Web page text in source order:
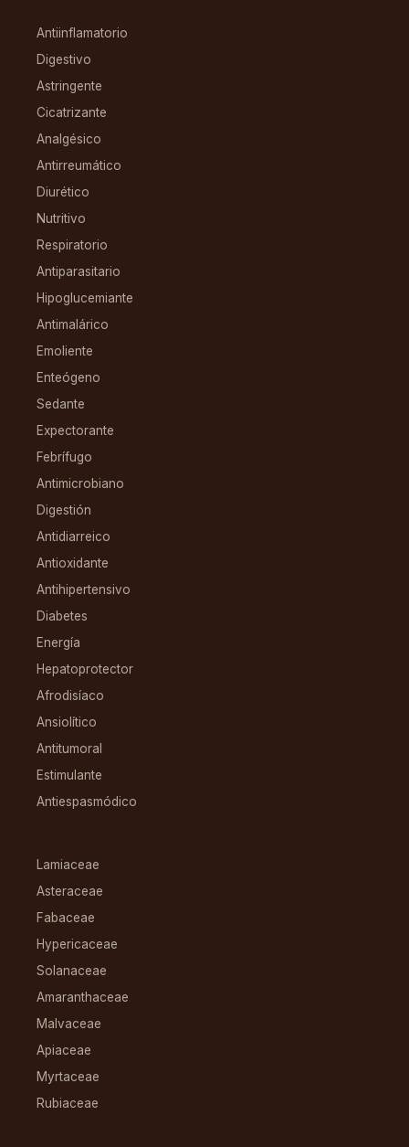
Antiinflamatorio
Digestivo
Astringente
Cicatrizante
Analgésico
Antirreumático
Diurético
Nutritivo
Respiratorio
Antiparasitario
Hipoglucemiante
Antimalárico
Emoliente
Enteógeno
Sedante
Expectorante
Febrífugo
Antimicrobiano
Digestión
Antidiarreico
Antioxidante
Antihipertensivo
Diabetes
Energía
Hepatoprotector
Afrodisíaco
Ansiolítico
Antitumoral
Estimulante
Antiespasmódico
Lamiaceae
Asteraceae
Fabaceae
Hypericaceae
Solanaceae
Amaranthaceae
Malvaceae
Apiaceae
Myrtaceae
Rubiaceae